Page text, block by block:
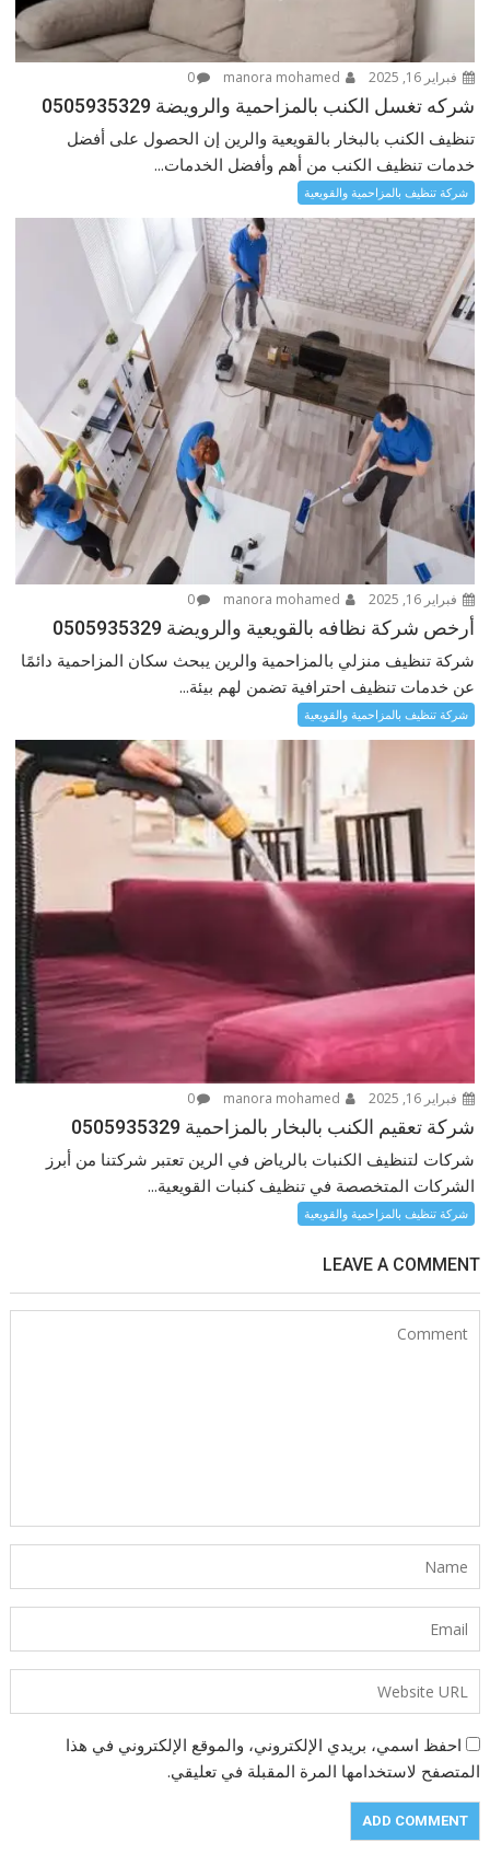
فبراير 16, 2025 0
شركه تغسل الكنب بالمزاحمية والرويضة 0505935329
تنظيف الكنب بالبخار بالقويعية والرين إن الحصول على أفضل
خدمات تنظيف الكنب من أهم وأفضل الخدمات...
شركة تنظيف بالمزاحمية والقويعية
فبراير 16, 2025 0
أرخص شركة نظافه بالقويعية والرويضة 0505935329
شركة تنظيف منزلي بالمزاحمية والرين يبحث سكان المزاحمية دائمًا
عن خدمات تنظيف احترافية تضمن لهم بيئة...
شركة تنظيف بالمزاحمية والقويعية
فبراير 16, 2025 0
شركة تعقيم الكنب بالبخار بالمزاحمية 0505935329
شركات لتنظيف الكنبات بالرياض في الرين تعتبر شركتنا من أبرز
الشركات المتخصصة في تنظيف كنبات القويعية...
شركة تنظيف بالمزاحمية والقويعية
LEAVE A COMMENT
احفظ اسمي، بريدي الإلكتروني، والموقع الإلكتروني في هذا
المتصفح لاستخدامها المرة المقبلة في تعليقي.